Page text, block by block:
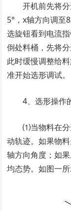
开机前先将
5°，x轴方向调至
选旋钮看到电流
倒处料桶，先将
此时缓慢调整给
准开始选形调试。
4、选形操作
⑴当物料在分
动轨迹。如果物
轴方向角度；如
均态势。如图一所